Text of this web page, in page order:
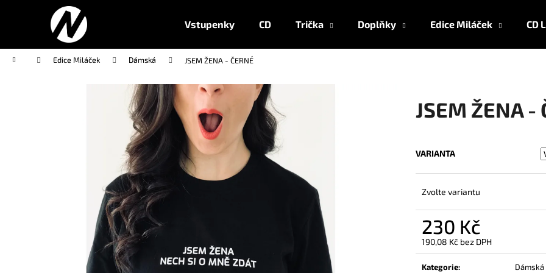
Vstupenky CD Trička Doplňky Edice Miláček CD
Domů Edice Miláček Dámská JSEM ŽENA - ČERNÉ
JSEM ŽENA -
VARIANTA
Zvolte variantu
230 Kč
190,08 Kč bez DPH
Měrná
cena:
Kategorie: Dámská
í
Zpět
do
Zpět
do
HLEDAT